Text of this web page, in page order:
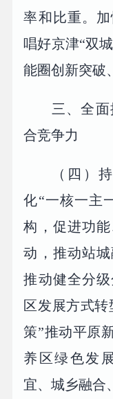
率和比重。
唱好京津“双
能圈创新突破
三、全
合竞争力
（四）
化“一核一主
构，促进功
动，推动站城
推动健全分
区发展方式
策”推动平原
养区绿色发
宜、城乡融合